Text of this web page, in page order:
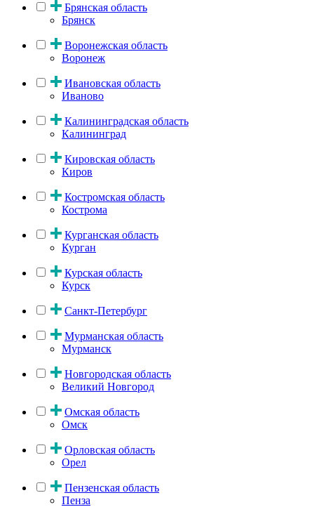
Брянская область
Брянск
Воронежская область
Воронеж
Ивановская область
Иваново
Калининградская область
Калининград
Кировская область
Киров
Костромская область
Кострома
Курганская область
Курган
Курская область
Курск
Санкт-Петербург
Мурманская область
Мурманск
Новгородская область
Великий Новгород
Омская область
Омск
Орловская область
Орел
Пензенская область
Пенза